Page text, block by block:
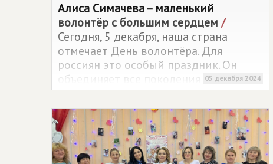
Алиса Симачева – маленький
волонтёр с большим сердцем /
Сегодня, 5 декабря, наша страна
отмечает День волонтёра. Для
россиян это особый праздник. Он
объединяет все поколения от мала до
велика.
05 декабря 2024